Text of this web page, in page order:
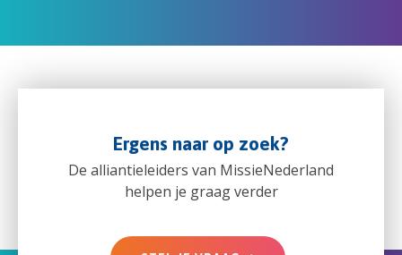
Ergens naar op zoek?
De alliantieleiders van MissieNederland
helpen je graag verder